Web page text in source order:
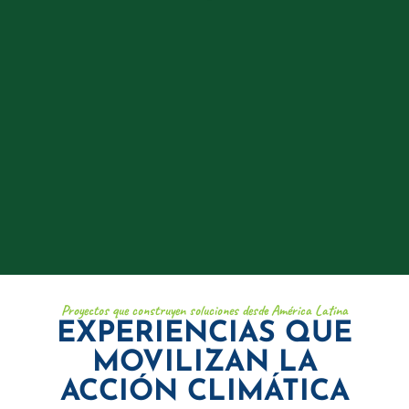
Proyectos que construyen soluciones desde América Latina
EXPERIENCIAS QUE
MOVILIZAN LA
ACCIÓN CLIMÁTICA